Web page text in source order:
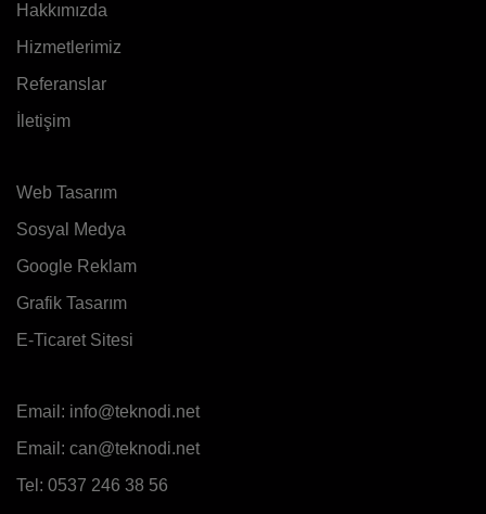
Hakkımızda
Hizmetlerimiz
Referanslar
İletişim
Web Tasarım
Sosyal Medya
Google Reklam
Grafik Tasarım
E-Ticaret Sitesi
Email: info@teknodi.net
Email: can@teknodi.net
Tel: 0537 246 38 56